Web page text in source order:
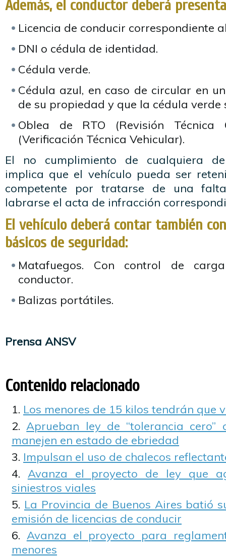
Además, el conductor deberá
Licencia de conducir correspondiente
DNI o cédula de identidad.
Cédula verde.
Cédula azul, en caso de circular en
de su propiedad y que la cédula verde
Oblea de RTO (Revisión Técnica
(Verificación Técnica Vehicular).
El no cumplimiento de cualquiera
implica que el vehículo pueda ser
competente por tratarse de una
labrarse el acta de infracción
El vehículo deberá contar también
básicos de seguridad:
Matafuegos. Con control de
conductor.
Balizas portátiles.
Prensa ANSV
Contenido relacionado
Los menores de 15 kilos tendrán que
Aprueban ley de “tolerancia cero”
manejen en estado de ebriedad
Impulsan el uso de chalecos
Avanza el proyecto de ley que
siniestros viales
La Provincia de Buenos Aires batió
emisión de licencias de conducir
Avanza el proyecto para
menores